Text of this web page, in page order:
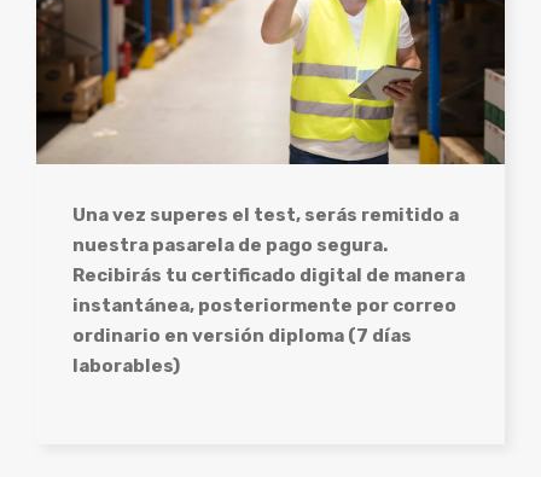
Una vez superes el test, serás remitido a
nuestra pasarela de pago segura.
Recibirás tu certificado digital de manera
instantánea, posteriormente por correo
ordinario en versión diploma (7 días
laborables)